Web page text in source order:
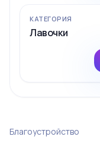
КАТЕГОРИЯ
Лавочки
Благоустройство